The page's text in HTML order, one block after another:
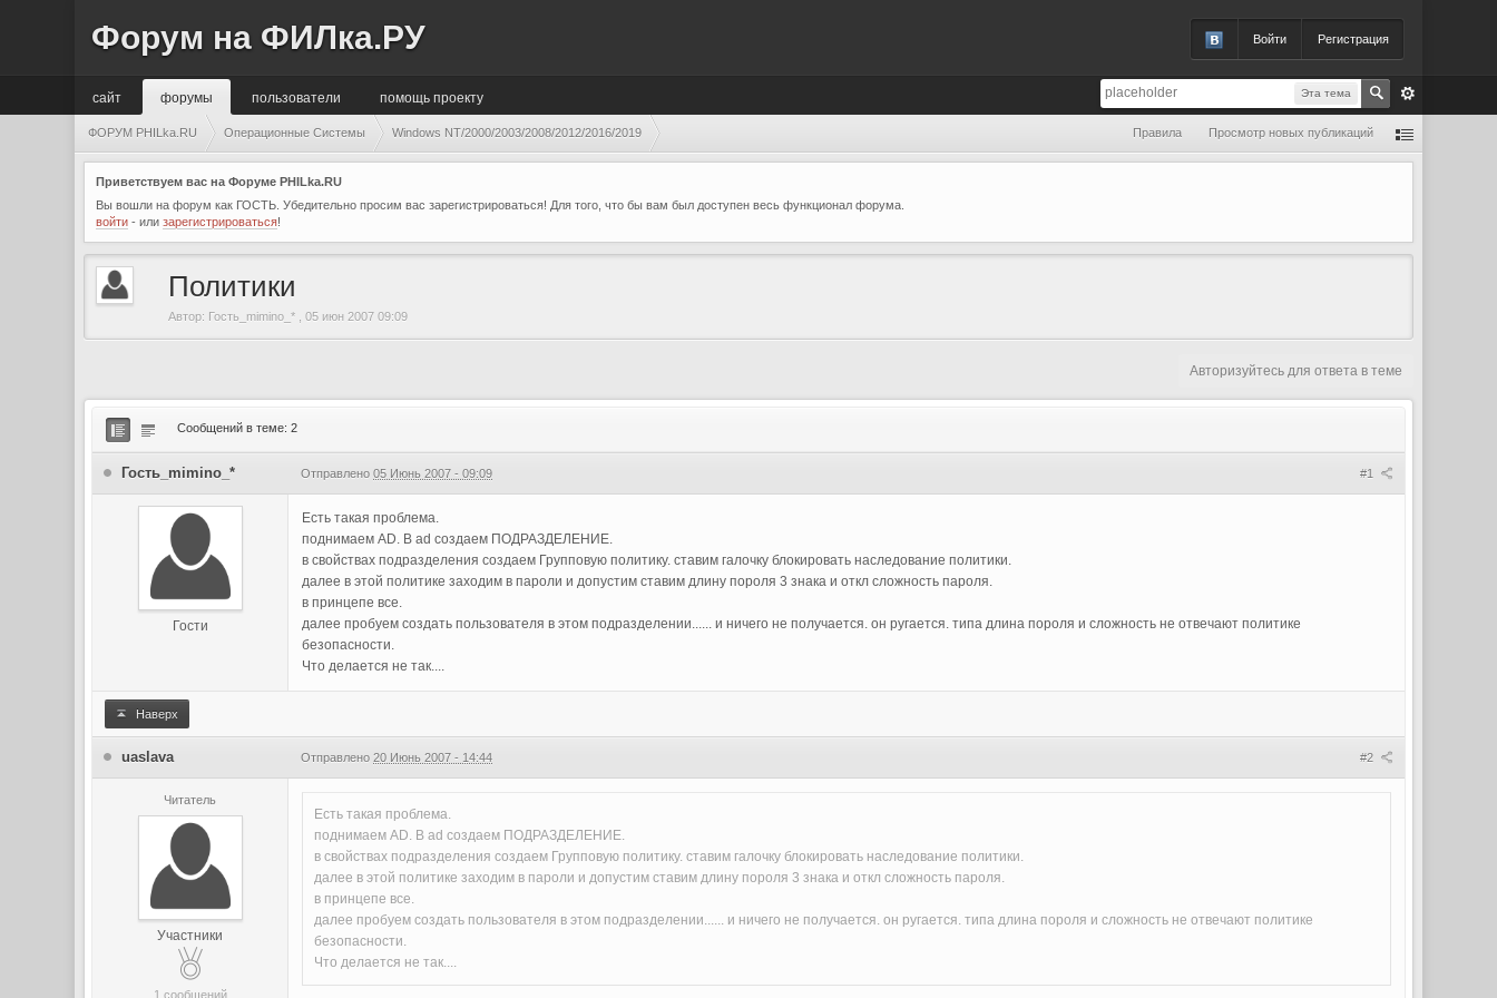
Войти Регистрация
Форум на ФИЛка.РУ
Эта тема
сайт помощь проекту
форумы пользователи
ФОРУМ PHILka.RU Операционные Системы Windows NT/2000/2003/2008/2012/2016/2019 Правила Просмотр новых публикаций
Приветствуем вас на Форуме PHILka.RU
Вы вошли на форум как ГОСТЬ. Убедительно просим вас зарегистрироваться! Для того, что бы вам был доступен весь функционал форума.
войти - илизарегистрироваться!
Политики
Автор: Гость_mimino_* ,05 июн 2007 09:09
Авторизуйтесь для ответа в теме
Сообщений в теме: 2
#1
Гость_mimino_* Отправлено05 Июнь 2007 - 09:09
Гости
Есть такая проблема.
поднимаем AD. В ad создаем ПОДРАЗДЕЛЕНИЕ.
в свойствах подразделения создаем Групповую политику. ставим галочку блокировать наследование политики.
далее в этой политике заходим в пароли и допустим ставим длину пороля 3 знака и откл сложность пароля.
в принцепе все.
далее пробуем создать пользователя в этом подразделении...... и ничего не получается. он ругается. типа длина пороля и сложность не отвечают политике
безопасности.
Что делается не так....
Наверх
#2
uaslava Отправлено20 Июнь 2007 - 14:44
Читатель
Участники
1 сообщений
Есть такая проблема.
поднимаем AD. В ad создаем ПОДРАЗДЕЛЕНИЕ.
в свойствах подразделения создаем Групповую политику. ставим галочку блокировать наследование политики.
далее в этой политике заходим в пароли и допустим ставим длину пороля 3 знака и откл сложность пароля.
в принцепе все.
далее пробуем создать пользователя в этом подразделении...... и ничего не получается. он ругается. типа длина пороля и сложность не отвечают политике
безопасности.
Что делается не так....